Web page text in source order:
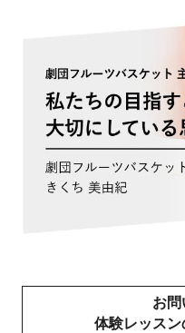
お問
体験レッスン